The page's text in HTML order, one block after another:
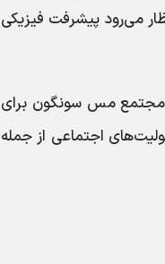
می‌رود پیشرفت فیزیکی
و اهداف مجتمع مس سونگون برای
اجتماعی از جمله